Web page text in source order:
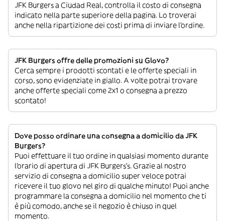
JFK Burgers a Ciudad Real, controlla il costo di consegna
indicato nella parte superiore della pagina. Lo troverai
anche nella ripartizione dei costi prima di inviare l’ordine.
JFK Burgers offre delle promozioni su Glovo?
Cerca sempre i prodotti scontati e le offerte speciali in
corso, sono evidenziate in giallo. A volte potrai trovare
anche offerte speciali come 2x1 o consegna a prezzo
scontato!
Dove posso ordinare una consegna a domicilio da JFK
Burgers?
Puoi effettuare il tuo ordine in qualsiasi momento durante
l’orario di apertura di JFK Burgers’s. Grazie al nostro
servizio di consegna a domicilio super veloce potrai
ricevere il tuo glovo nel giro di qualche minuto! Puoi anche
programmare la consegna a domicilio nel momento che ti
è più comodo, anche se il negozio è chiuso in quel
momento.